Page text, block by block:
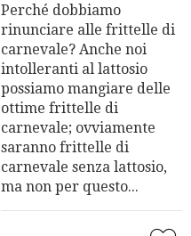
Perché dobbiamo
rinunciare alle frittelle di
carnevale? Anche noi
intolleranti al lattosio
possiamo mangiare delle
ottime frittelle di
carnevale; ovviamente
saranno frittelle di
carnevale senza lattosio,
ma non per questo...